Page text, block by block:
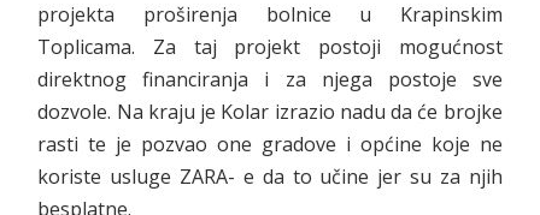
projekta proširenja bolnice u Krapinskim
Toplicama. Za taj projekt postoji mogućnost
direktnog financiranja i za njega postoje sve
dozvole. Na kraju je Kolar izrazio nadu da će brojke
rasti te je pozvao one gradove i općine koje ne
koriste usluge ZARA- e da to učine jer su za njih
besplatne.